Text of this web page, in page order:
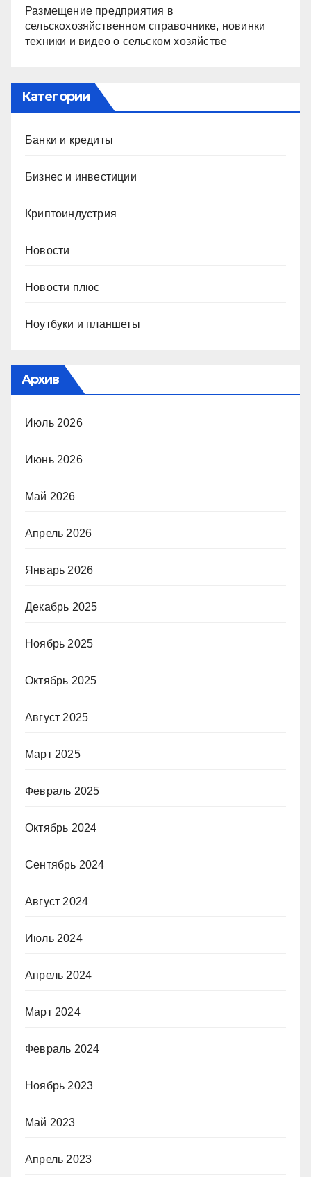
Размещение предприятия в
сельскохозяйственном справочнике, новинки
техники и видео о сельском хозяйстве
Категории
Банки и кредиты
Бизнес и инвестиции
Криптоиндустрия
Новости
Новости плюс
Ноутбуки и планшеты
Архив
Июль 2026
Июнь 2026
Май 2026
Апрель 2026
Январь 2026
Декабрь 2025
Ноябрь 2025
Октябрь 2025
Август 2025
Март 2025
Февраль 2025
Октябрь 2024
Сентябрь 2024
Август 2024
Июль 2024
Апрель 2024
Март 2024
Февраль 2024
Ноябрь 2023
Май 2023
Апрель 2023